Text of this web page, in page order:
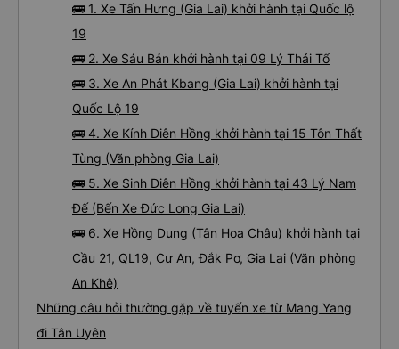
🚌 1. Xe Tấn Hưng (Gia Lai) khởi hành tại Quốc lộ
19
🚌 2. Xe Sáu Bản khởi hành tại 09 Lý Thái Tổ
🚌 3. Xe An Phát Kbang (Gia Lai) khởi hành tại
Quốc Lộ 19
🚌 4. Xe Kính Diên Hồng khởi hành tại 15 Tôn Thất
Tùng (Văn phòng Gia Lai)
🚌 5. Xe Sinh Diên Hồng khởi hành tại 43 Lý Nam
Đế (Bến Xe Đức Long Gia Lai)
🚌 6. Xe Hồng Dung (Tân Hoa Châu) khởi hành tại
Cầu 21, QL19, Cư An, Đắk Pơ, Gia Lai (Văn phòng
An Khê)
Những câu hỏi thường gặp về tuyến xe từ Mang Yang
đi Tân Uyên